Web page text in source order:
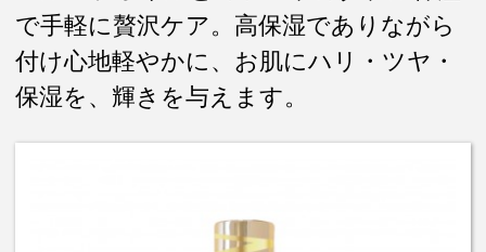
で手軽に贅沢ケア。高保湿でありながら
付け心地軽やかに、お肌にハリ・ツヤ・
保湿を、輝きを与えます。